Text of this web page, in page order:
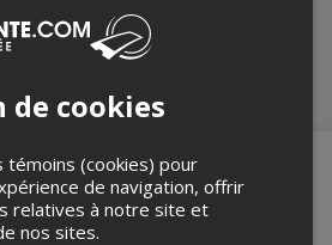
Productions Nuits d'Afrique
.
que vous n'êtes pas un
cookies
témoins (cookies) pour
de navigation, offrir
relatives à notre site et
nos sites.